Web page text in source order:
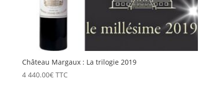
Château Margaux : La trilogie 2019
4 440.00€ TTC